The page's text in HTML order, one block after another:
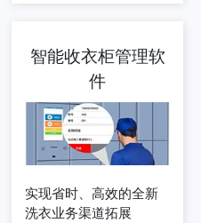
智能收衣柜管理软
件
实现省时、高效的全新
洗衣业务渠道拓展